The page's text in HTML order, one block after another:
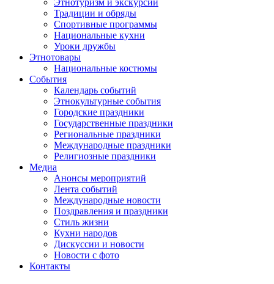
Этнотуризм и экскурсии
Традиции и обряды
Спортивные программы
Национальные кухни
Уроки дружбы
Этнотовары
Национальные костюмы
События
Календарь событий
Этнокультурные события
Городские праздники
Государственные праздники
Региональные праздники
Международные праздники
Религиозные праздники
Медиа
Анонсы мероприятий
Лента событий
Международные новости
Поздравления и праздники
Cтиль жизни
Кухни народов
Дискуссии и новости
Новости с фото
Контакты